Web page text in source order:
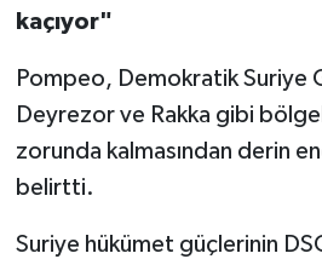
kaçıyor"
Pompeo, Demokratik Suriye
Deyrezor ve Rakka gibi
zorunda kalmasından derin
belirtti.
Suriye hükümet güçlerinin